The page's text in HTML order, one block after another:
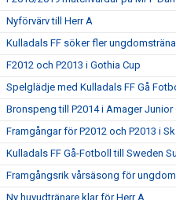
Nyförvärv till Herr A
Kulladals FF söker fler
F2012 och P2013 i Gothia Cup
Spelglädje med Kulladals FF Gå
Bronspeng till P2014 i Amager Junior
Framgångar för P2012 och P2013 i
Kulladals FF Gå-Fotboll till Sweden
Framgångsrik vårsäsong för
Ny huvudtränare klar för Herr A